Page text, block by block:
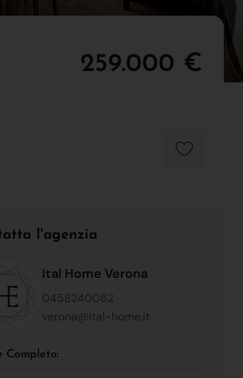
259.000 €
l'agenzia
Ital Home Verona
0458240082
verona@ital-home.it
Completo: